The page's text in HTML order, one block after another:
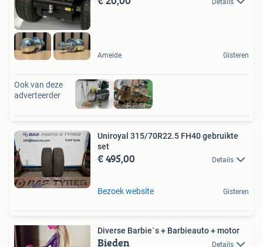
Details
Ameide Gisteren
Ook van deze
adverteerder
Uniroyal 315/70R22.5 FH40 gebruikte
set
€ 495,00 Details
Bezoek website Gisteren
Diverse Barbie`s + Barbieauto + motor
Bieden Details